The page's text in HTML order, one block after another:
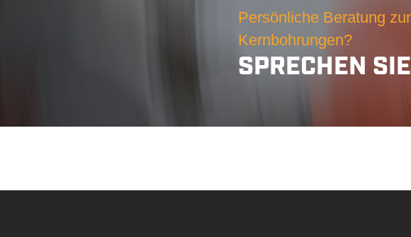
Persönliche Beratung
Kernbohrungen?
SPRECHEN